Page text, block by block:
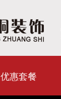
优惠套餐